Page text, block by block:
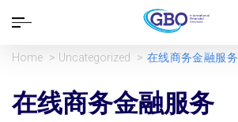
Open
Home Uncategorized 在线商务金融服务
在线商务金融服务